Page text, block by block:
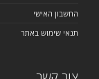
החשבון האישי
תנאי שימוש באתר